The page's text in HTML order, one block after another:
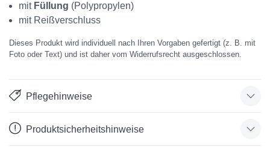
mit Füllung (Polypropylen)
mit Reißverschluss
Dieses Produkt wird individuell nach Ihren Vorgaben gefertigt (z. B. mit
Foto oder Text) und ist daher vom Widerrufsrecht ausgeschlossen.
Pflegehinweise
Produktsicherheitshinweise